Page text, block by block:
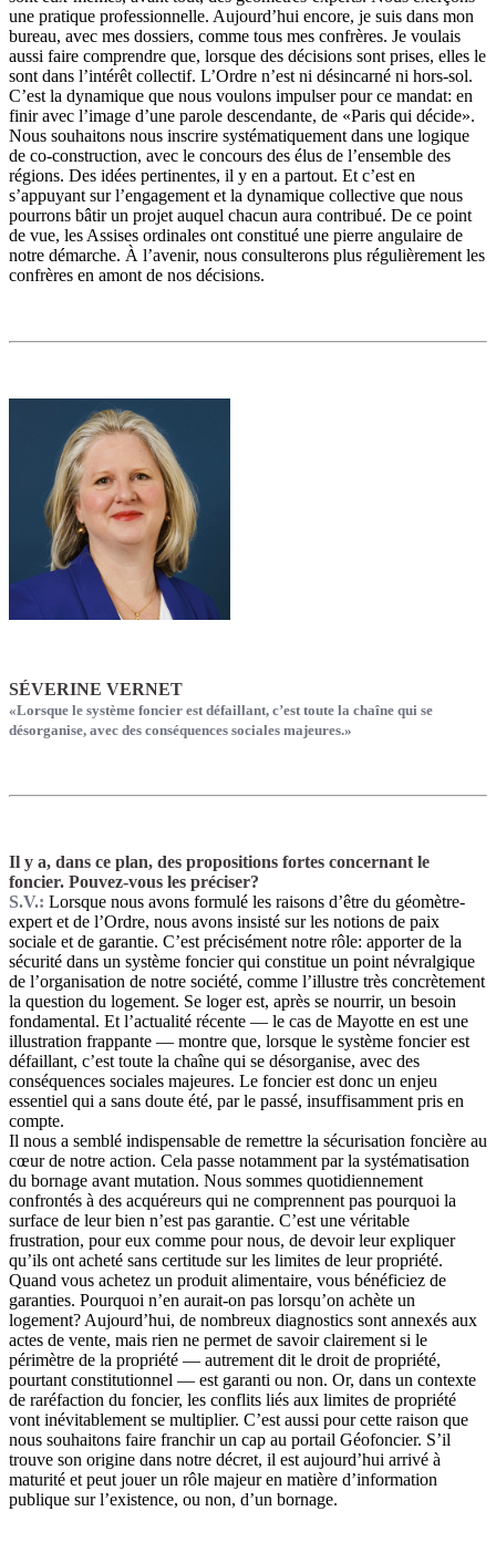
une pratique professionnelle. Aujourd’hui encore, je suis dans mon
bureau, avec mes dossiers, comme tous mes confrères. Je voulais
aussi faire comprendre que, lorsque des décisions sont prises, elles le
sont dans l’intérêt collectif. L’Ordre n’est ni désincarné ni hors-sol.
C’est la dynamique que nous voulons impulser pour ce mandat: en
finir avec l’image d’une parole descendante, de «Paris qui décide».
Nous souhaitons nous inscrire systématiquement dans une logique
de co-construction, avec le concours des élus de l’ensemble des
régions. Des idées pertinentes, il y en a partout. Et c’est en
s’appuyant sur l’engagement et la dynamique collective que nous
pourrons bâtir un projet auquel chacun aura contribué. De ce point
de vue, les Assises ordinales ont constitué une pierre angulaire de
notre démarche. À l’avenir, nous consulterons plus régulièrement les
confrères en amont de nos décisions.
SÉVERINE VERNET
«Lorsque le système foncier est défaillant, c’est toute la chaîne qui se
désorganise, avec des conséquences sociales majeures.»
Il y a, dans ce plan, des propositions fortes concernant le
foncier. Pouvez-vous les préciser?
S.V.: Lorsque nous avons formulé les raisons d’être du géomètre-
expert et de l’Ordre, nous avons insisté sur les notions de paix
sociale et de garantie. C’est précisément notre rôle: apporter de la
sécurité dans un système foncier qui constitue un point névralgique
de l’organisation de notre société, comme l’illustre très concrètement
la question du logement. Se loger est, après se nourrir, un besoin
fondamental. Et l’actualité récente — le cas de Mayotte en est une
illustration frappante — montre que, lorsque le système foncier est
défaillant, c’est toute la chaîne qui se désorganise, avec des
conséquences sociales majeures. Le foncier est donc un enjeu
essentiel qui a sans doute été, par le passé, insuffisamment pris en
compte.
Il nous a semblé indispensable de remettre la sécurisation foncière au
cœur de notre action. Cela passe notamment par la systématisation
du bornage avant mutation. Nous sommes quotidiennement
confrontés à des acquéreurs qui ne comprennent pas pourquoi la
surface de leur bien n’est pas garantie. C’est une véritable
frustration, pour eux comme pour nous, de devoir leur expliquer
qu’ils ont acheté sans certitude sur les limites de leur propriété.
Quand vous achetez un produit alimentaire, vous bénéficiez de
garanties. Pourquoi n’en aurait-on pas lorsqu’on achète un
logement? Aujourd’hui, de nombreux diagnostics sont annexés aux
actes de vente, mais rien ne permet de savoir clairement si le
périmètre de la propriété — autrement dit le droit de propriété,
pourtant constitutionnel — est garanti ou non. Or, dans un contexte
de raréfaction du foncier, les conflits liés aux limites de propriété
vont inévitablement se multiplier. C’est aussi pour cette raison que
nous souhaitons faire franchir un cap au portail Géofoncier. S’il
trouve son origine dans notre décret, il est aujourd’hui arrivé à
maturité et peut jouer un rôle majeur en matière d’information
publique sur l’existence, ou non, d’un bornage.